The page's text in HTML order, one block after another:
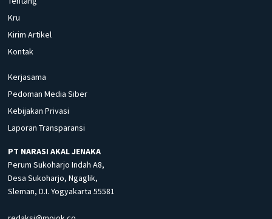
Kru
Kirim Artikel
Kontak
Kerjasama
Pedoman Media Siber
Kebijakan Privasi
Laporan Transparansi
PT NARASI AKAL JENAKA
Perum Sukoharjo Indah A8,
Desa Sukoharjo, Ngaglik,
Sleman, D.I. Yogyakarta 55581